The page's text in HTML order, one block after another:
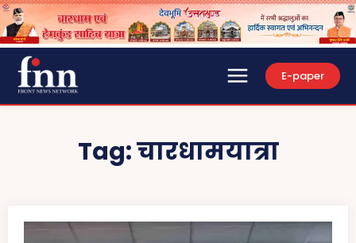
E-paper
Tag:चारधामयात्रा